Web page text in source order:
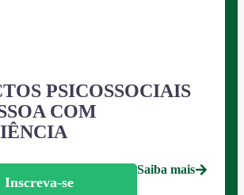
PSICOSSOCIAIS
COM
Inscreva-se
Saiba mais